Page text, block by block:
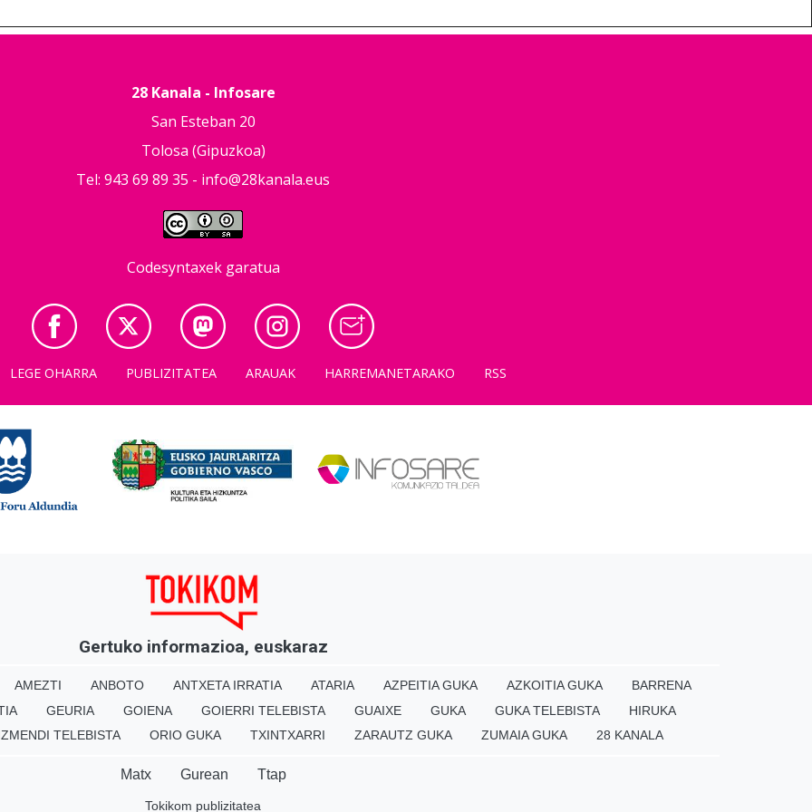
28 Kanala - Infosare
San Esteban 20
Tolosa (Gipuzkoa)
Tel: 943 69 89 35 - info@28kanala.eus
Codesyntaxek garatua
LEGE OHARRA PUBLIZITATEA ARAUAK HARREMANETARAKO RSS
Gertuko informazioa, euskaraz
AMEZTI ANBOTO ANTXETA IRRATIA ATARIA AZPEITIA GUKA AZKOITIA GUKA
BARRENA
GEURIA GOIENA GOIERRI TELEBISTA GUAIXE GUKA GUKA TELEBISTA
HIRUKA
TELEBISTA ORIO GUKA TXINTXARRI ZARAUTZ GUKA ZUMAIA GUKA 28 KANALA
Matx Gurean Ttap
Tokikom publizitatea